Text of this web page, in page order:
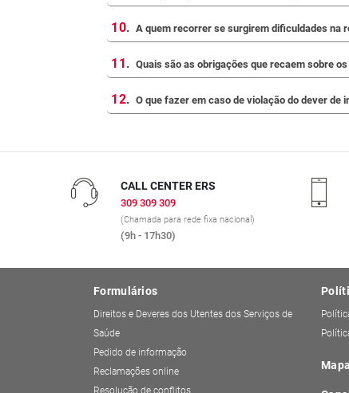
10. A quem recorrer se surgirem dificuldades na
11. Quais são as obrigações que recaem sobre
12. O que fazer em caso de violação do dever de
CALL CENTER ERS
309 309 309
(Chamada para rede fixa nacional)
(9h - 17h30)
Formulários
Direitos e Deveres dos Utentes dos Serviços de
Saúde
Pedido de informação
Reclamações online
Resolução de conflitos